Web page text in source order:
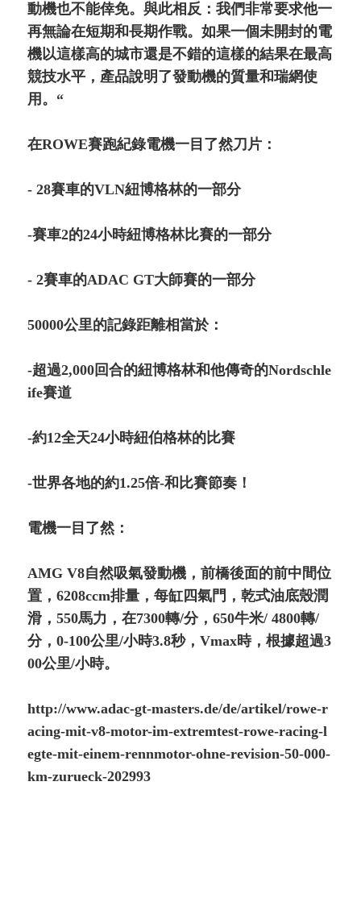
動機也不能倖免。與此相反：我們非常要求他一
再無論在短期和長期作戰。如果一個未開封的電
機以這樣高的城市還是不錯的這樣的結果在最高
競技水平，產品說明了發動機的質量和瑞網使
用。“
在ROWE賽跑紀錄電機一目了然刀片：
- 28賽車的VLN紐博格林的一部分
-賽車2的24小時紐博格林比賽的一部分
- 2賽車的ADAC GT大師賽的一部分
50000公里的記錄距離相當於：
-超過2,000回合的紐博格林和他傳奇的Nordschle
ife賽道
-約12全天24小時紐伯格林的比賽
-世界各地的約1.25倍-和比賽節奏！
電機一目了然：
AMG V8自然吸氣發動機，前橋後面的前中間位
置，6208ccm排量，每缸四氣門，乾式油底殼潤
滑，550馬力，在7300轉/分，650牛米/ 4800轉/
分，0-100公里/小時3.8秒，Vmax時，根據超過3
00公里/小時。
http://www.adac-gt-masters.de/de/artikel/rowe-r
acing-mit-v8-motor-im-extremtest-rowe-racing-l
egte-mit-einem-rennmotor-ohne-revision-50-000-
km-zurueck-202993